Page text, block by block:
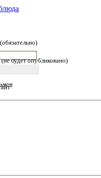
будет опубликовано)